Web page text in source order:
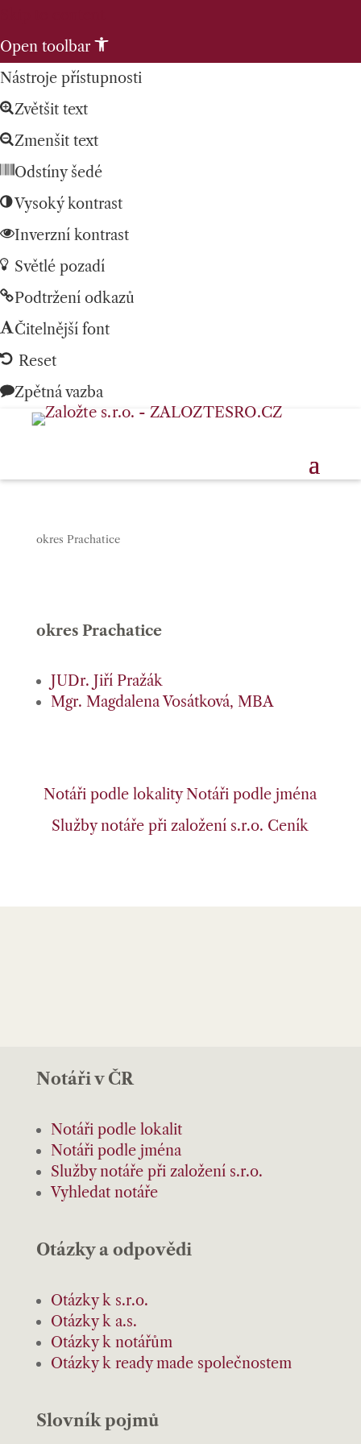
Open toolbar
Nástroje přístupnosti
Zvětšit text
Zmenšit text
Odstíny šedé
Vysoký kontrast
Inverzní kontrast
Světlé pozadí
Podtržení odkazů
Čitelnější font
Reset
Zpětná vazba
okres Prachatice
okres Prachatice
JUDr. Jiří Pražák
Mgr. Magdalena Vosátková, MBA
Notáři podle lokality Notáři podle jména
Služby notáře při založení s.r.o. Ceník
Notáři v ČR
Notáři podle lokalit
Notáři podle jména
Služby notáře při založení s.r.o.
Vyhledat notáře
Otázky a odpovědi
Otázky k s.r.o.
Otázky k a.s.
Otázky k notářům
Otázky k ready made společnostem
Slovník pojmů